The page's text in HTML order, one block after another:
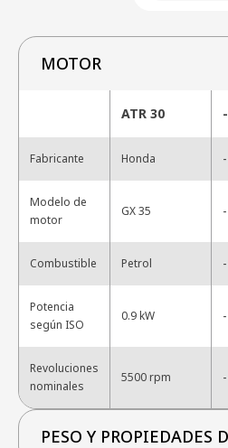
MOTOR
ATR 30 -
Fabricante Honda -
Modelo de
motor
GX 35 -
Combustible Petrol -
Potencia
según ISO
0.9 kW -
Revoluciones
nominales
5500 rpm -
PESO Y PROPIEDADES